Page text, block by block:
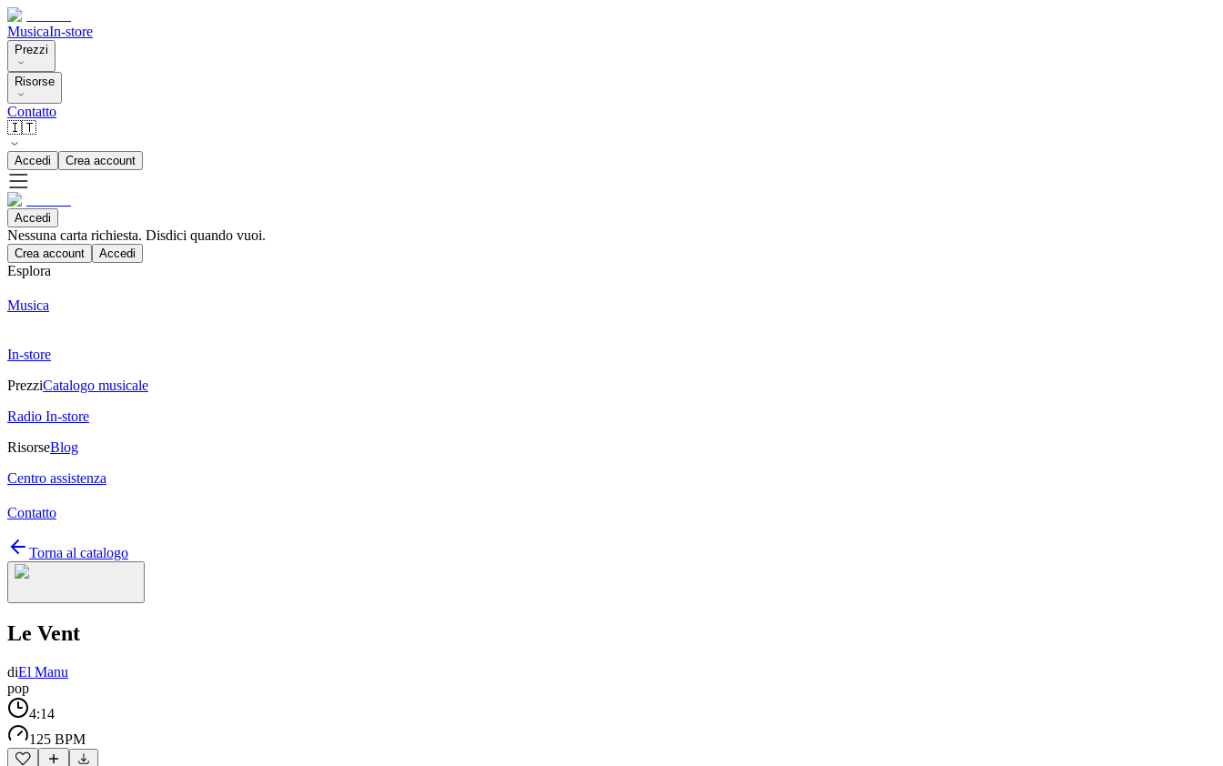
MusicaIn-store
Prezzi
Risorse
Contatto
🇮🇹
Accedi Crea account
Accedi
Nessuna carta richiesta. Disdici quando vuoi.
Crea account Accedi
Esplora
Musica
In-store
PrezziCatalogo musicale
Radio In-store
RisorseBlog
Centro assistenza
Contatto
Torna al catalogo
Le Vent
diEl Manu
pop
4:14
125 BPM